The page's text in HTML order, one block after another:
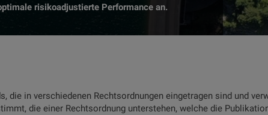
risikoadjustierte Performance an.
in verschiedenen Rechtsordnungen eingetragen sind und
die einer Rechtsordnung unterstehen, welche die